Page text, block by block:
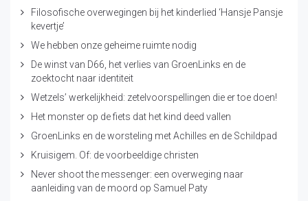
Filosofische overwegingen bij het kinderlied ‘Hansje Pansje
kevertje’
We hebben onze geheime ruimte nodig
De winst van D66, het verlies van GroenLinks en de
zoektocht naar identiteit
Wetzels’ werkelijkheid: zetelvoorspellingen die er toe doen!
Het monster op de fiets dat het kind deed vallen
GroenLinks en de worsteling met Achilles en de Schildpad
Kruisigem. Of: de voorbeeldige christen
Never shoot the messenger: een overweging naar
aanleiding van de moord op Samuel Paty